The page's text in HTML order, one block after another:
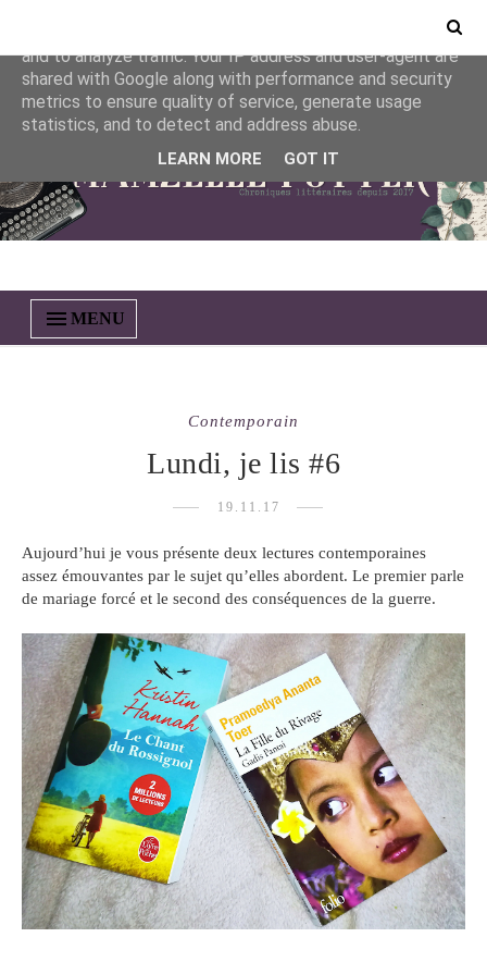
MENU
Contemporain
Lundi, je lis #6
19.11.17
Aujourd’hui je vous présente deux lectures contemporaines
assez émouvantes par le sujet qu’elles abordent. Le premier parle
de mariage forcé et le second des conséquences de la guerre.
This site uses cookies from Google to deliver its services
and to analyze traffic. Your IP address and user-agent are
shared with Google along with performance and security
metrics to ensure quality of service, generate usage
statistics, and to detect and address abuse.
LEARN MORE GOT IT